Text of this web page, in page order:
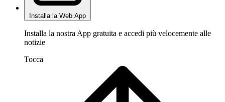
Installa la Web App
Installa la nostra App gratuita e accedi più velocemente alle
notizie
Tocca